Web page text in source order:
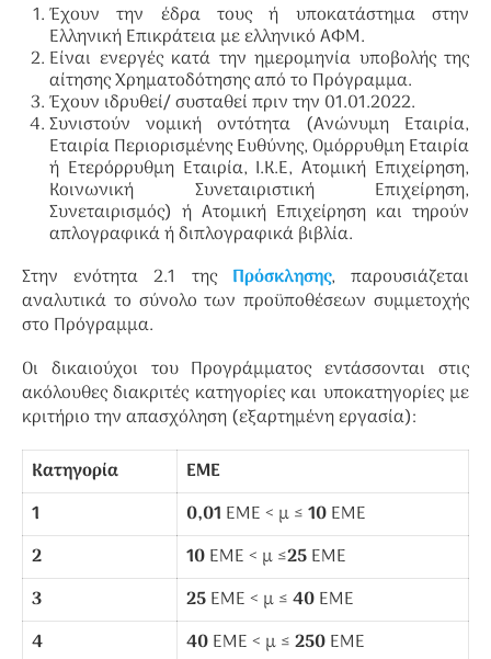
Έχουν την έδρα τους ή υποκατάστημα στην
Ελληνική Επικράτεια με ελληνικό ΑΦΜ.
Είναι ενεργές κατά την ημερομηνία υποβολής της
αίτησης Χρηματοδότησης από το Πρόγραμμα.
Έχουν ιδρυθεί/ συσταθεί πριν την 01.01.2022.
Συνιστούν νομική οντότητα (Ανώνυμη Εταιρία,
Εταιρία Περιορισμένης Ευθύνης, Ομόρρυθμη Εταιρία
ή Ετερόρρυθμη Εταιρία, Ι.Κ.Ε, Ατομική Επιχείρηση,
Κοινωνική Συνεταιριστική Επιχείρηση,
Συνεταιρισμός) ή Ατομική Επιχείρηση και τηρούν
απλογραφικά ή διπλογραφικά βιβλία.
Στην ενότητα 2.1 της Πρόσκλησης, παρουσιάζεται
αναλυτικά το σύνολο των προϋποθέσεων συμμετοχής
στο Πρόγραμμα.
Οι δικαιούχοι του Προγράμματος εντάσσονται στις
ακόλουθες διακριτές κατηγορίες και υποκατηγορίες με
κριτήριο την απασχόληση (εξαρτημένη εργασία):
Κατηγορία
ΕΜΕ
1
0,01 ΕΜΕ < μ ≤10ΕΜΕ
2
10ΕΜΕ < μ ≤25ΕΜΕ
3
25ΕΜΕ < μ ≤40ΕΜΕ
4
40ΕΜΕ < μ ≤250ΕΜΕ